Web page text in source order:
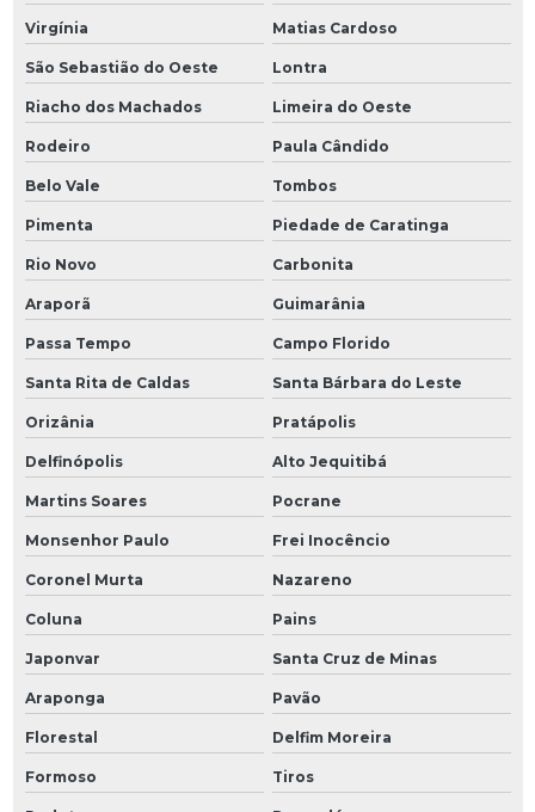
Virgínia Matias Cardoso
São Sebastião do Oeste Lontra
Riacho dos Machados Limeira do Oeste
Rodeiro Paula Cândido
Belo Vale Tombos
Pimenta Piedade de Caratinga
Rio Novo Carbonita
Araporã Guimarânia
Passa Tempo Campo Florido
Santa Rita de Caldas Santa Bárbara do Leste
Orizânia Pratápolis
Delfinópolis Alto Jequitibá
Martins Soares Pocrane
Monsenhor Paulo Frei Inocêncio
Coronel Murta Nazareno
Coluna Pains
Japonvar Santa Cruz de Minas
Araponga Pavão
Florestal Delfim Moreira
Formoso Tiros